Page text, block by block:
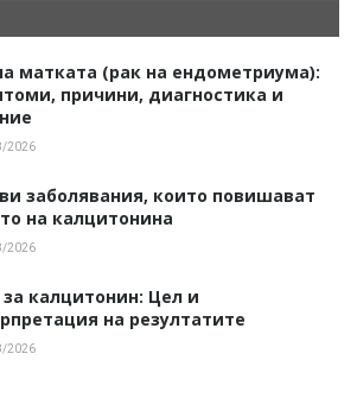
матката (рак на ендометриума):
причини, диагностика и
2026
заболявания, които повишават
на калцитонина
2026
за калцитонин: Цел и
на резултатите
2026